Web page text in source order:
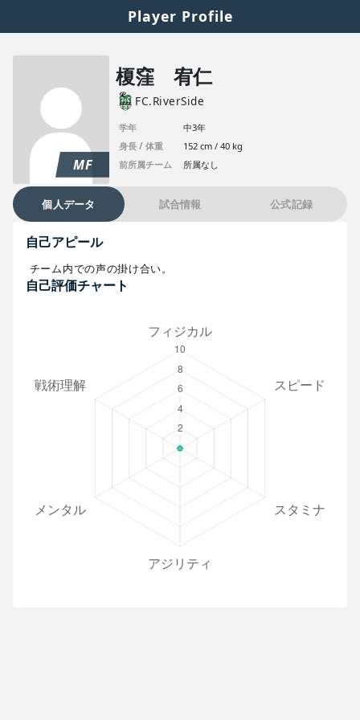
Player Profile
MF
榎窪 宥仁
FC.RiverSide
学年
中3年
身長 / 体重
152 cm / 40 kg
前所属チーム
所属なし
個人データ 試合情報 公式記録
自己アピール
チーム内での声の掛け合い。
自己評価チャート